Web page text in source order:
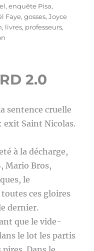
,enquête Pisa,
Faye,gosses,Joyce
, livres, professeurs,
2.0
sentence cruelle
exit Saint Nicolas.
à la décharge,
Mario Bros,
le
ces gloires
dernier.
que le vide-
le lot les partis